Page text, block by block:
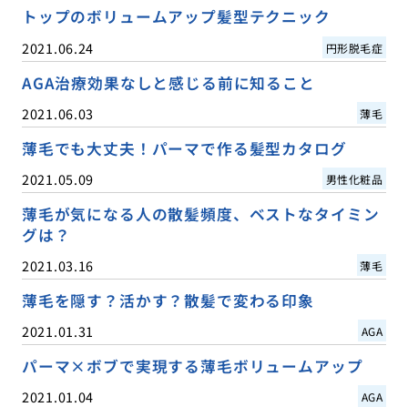
トップのボリュームアップ髪型テクニック
2021.06.24 円形脱毛症
AGA治療効果なしと感じる前に知ること
2021.06.03 薄毛
薄毛でも大丈夫！パーマで作る髪型カタログ
2021.05.09 男性化粧品
薄毛が気になる人の散髪頻度、ベストなタイミン
グは？
2021.03.16 薄毛
薄毛を隠す？活かす？散髪で変わる印象
2021.01.31 AGA
パーマ×ボブで実現する薄毛ボリュームアップ
2021.01.04 AGA